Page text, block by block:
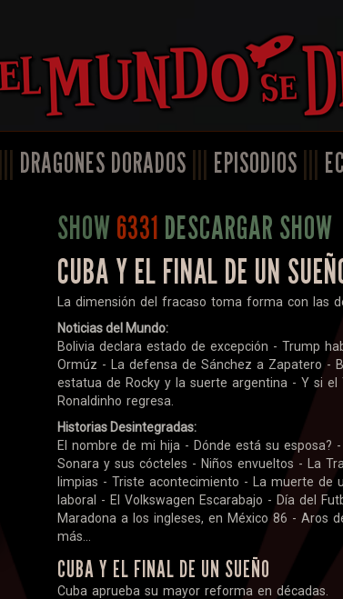
DRAGONES DORADOS EPISODIOS
SHOW6331 DESCARGAR SHOW
CUBA Y EL FINAL DE UN
La dimensión del fracaso toma forma con las
Noticias del Mundo:
Bolivia declara estado de excepción - Trump
Ormúz - La defensa de Sánchez a Zapatero -
estatua de Rocky y la suerte argentina - Y si el
Ronaldinho regresa.
Historias Desintegradas:
El nombre de mi hija - Dónde está su esposa?
Sonara y sus cócteles - Niños envueltos - La
limpias - Triste acontecimiento - La muerte de
laboral - El Volkswagen Escarabajo - Día del
Maradona a los ingleses, en México 86 - Aros
más...
CUBA Y EL FINAL DE UN SUEÑO
Cuba aprueba su mayor reforma en décadas.